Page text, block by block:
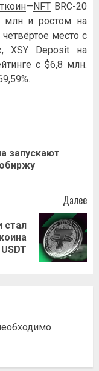
— NFT BRC-20
млн и ростом на
место с
XSY Deposit на
с $6,8 млн.
запускают
Далее
стал
USDT